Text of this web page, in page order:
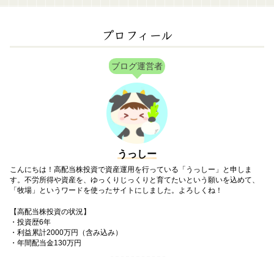
プロフィール
ブログ運営者
うっしー
こんにちは！高配当株投資で資産運用を行っている「うっしー」と申しま
す。不労所得や資産を、ゆっくりじっくりと育てたいという願いを込めて、
「牧場」というワードを使ったサイトにしました。よろしくね！
【高配当株投資の状況】
・投資歴6年
・利益累計2000万円（含み込み）
・年間配当金130万円